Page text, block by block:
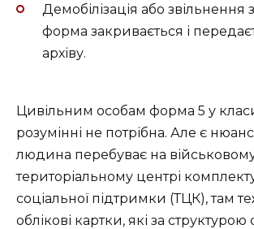
Демобілізація або звільнення
форма закривається і
архіву.
Цивільним особам форма 5 у
розумінні не потрібна. Але є
людина перебуває на військовому
територіальному центрі
соціальної підтримки (ТЦК), там
облікові картки, які за структурою